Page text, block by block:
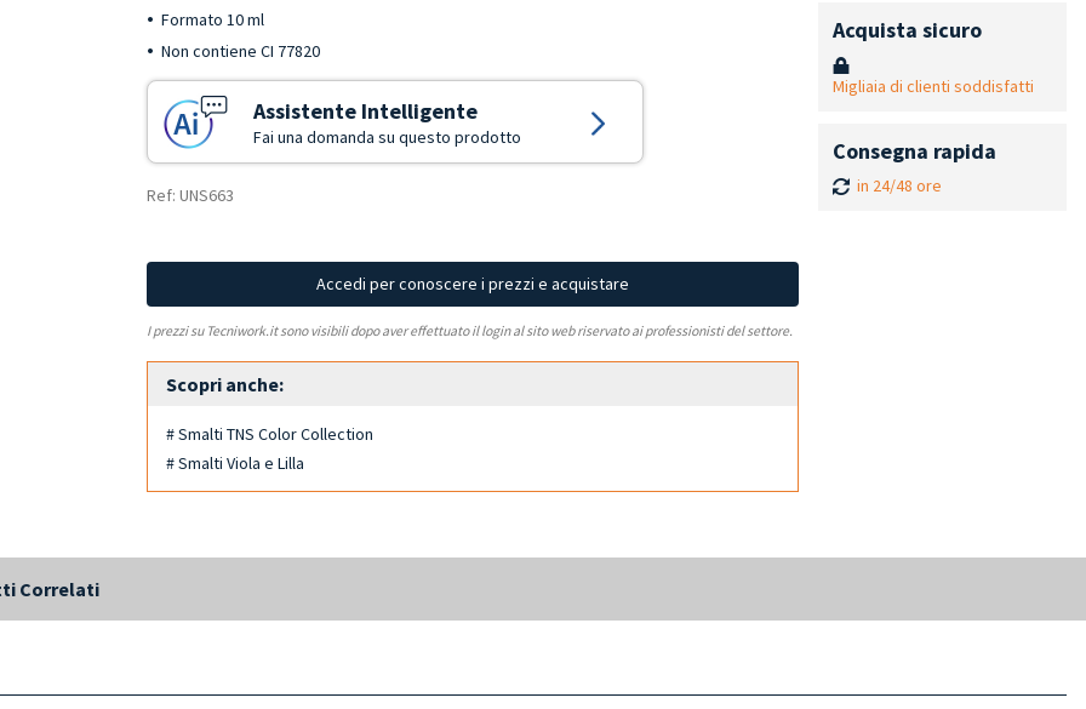
Formato 10 ml
Non contiene CI 77820
Assistente Intelligente
Fai una domanda su questo prodotto
Ref: UNS663
Accedi per conoscere i prezzi e acquistare
I prezzi su Tecniwork.it sono visibili dopo aver effettuato il login al sito web riservato ai professionisti del settore.
Scopri anche:
# Smalti TNS Color Collection
# Smalti Viola e Lilla
Acquista sicuro
Migliaia di clienti soddisfatti
Consegna rapida
in 24/48 ore
Correlati